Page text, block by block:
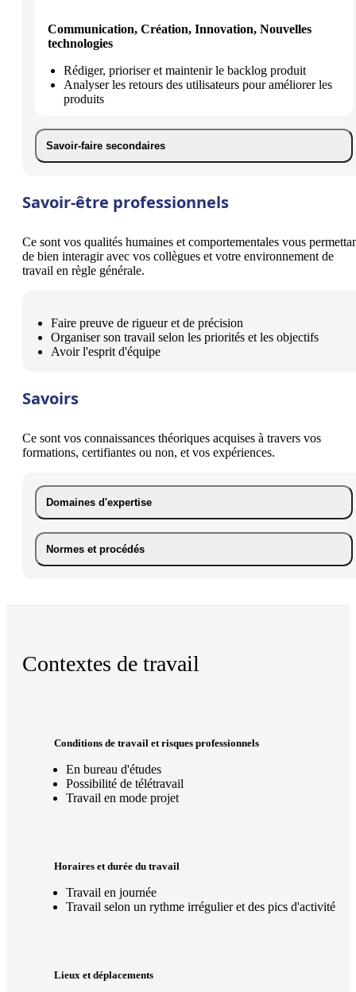
Communication, Création, Innovation, Nouvelles
technologies
Rédiger, prioriser et maintenir le backlog produit
Analyser les retours des utilisateurs pour améliorer les
produits
Savoir-faire secondaires
Savoir-être professionnels
Ce sont vos qualités humaines et comportementales vous
de bien interagir avec vos collègues et votre environnement de
travail en règle générale.
Faire preuve de rigueur et de précision
Organiser son travail selon les priorités et les objectifs
Avoir l'esprit d'équipe
Savoirs
Ce sont vos connaissances théoriques acquises à travers vos
formations, certifiantes ou non, et vos expériences.
Domaines d'expertise
Normes et procédés
Contextes de travail
Conditions de travail et risques professionnels
En bureau d'études
Possibilité de télétravail
Travail en mode projet
Horaires et durée du travail
Travail en journée
Travail selon un rythme irrégulier et des pics d'activité
Lieux et déplacements